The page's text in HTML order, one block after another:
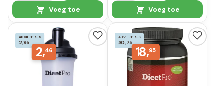
Voeg toe Voeg toe
ADVIESPRIJS
2,95
2,46
ADVIESPRIJS
30,75
18,95